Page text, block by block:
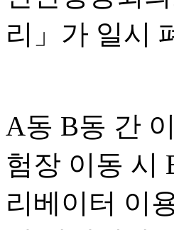
리 」 가 일시
A동 B동 간
험장 이동 시
리베이터 이